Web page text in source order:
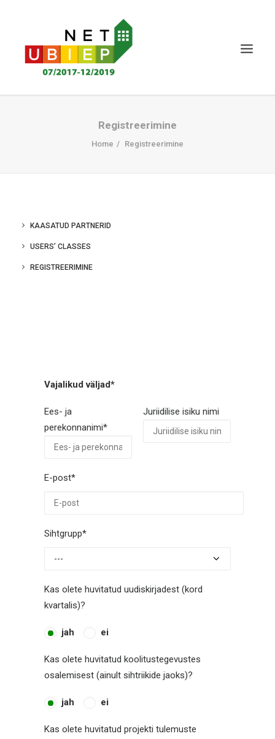
NET-UBIEPI PROJEKT
Registreerimine
Home Registreerimine
KAASATUD PARTNERID
USERS’ CLASSES
REGISTREERIMINE
Vajalikud väljad*
Ees- ja
perekonnanimi*
Juriidilise isiku nimi
E-post*
Sihtgrupp*
Kas olete huvitatud uudiskirjadest (kord
kvartalis)?
jah ei
Kas olete huvitatud koolitustegevustes
osalemisest (ainult sihtriikide jaoks)?
jah ei
Kas olete huvitatud projekti tulemuste